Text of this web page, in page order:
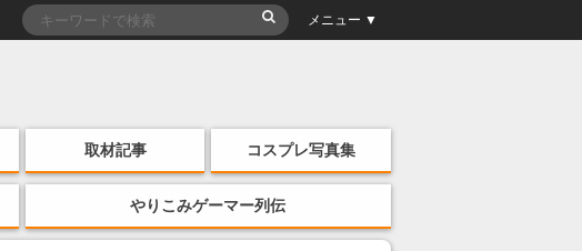
メニュー ▼
取材記事 コスプレ写真集
やりこみゲーマー列伝